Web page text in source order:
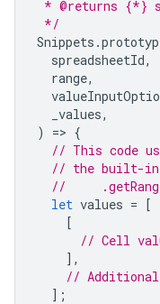
* @returns {*}
*/
Snippets .
spreadsheetId,
range,
_values,
)
=> {
// This code
// the built-in
//
let values = [
[
// Cell
],
//
];